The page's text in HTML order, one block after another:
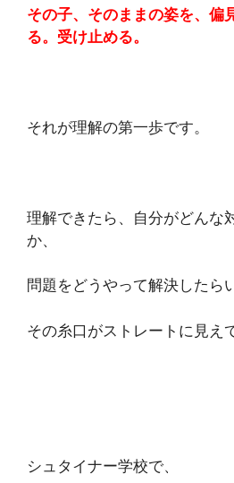
その子、そのままの姿を、偏
る。受け止める。
それが理解の第一歩です。
理解できたら、自分がどんな
か、
問題をどうやって解決したら
その糸口がストレートに見え
シュタイナー学校で、